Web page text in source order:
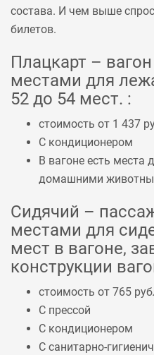
состава. И чем выше
билетов.
Плацкарт –
местами для
52 до 54 мест. :
стоимость от 1 437
С кондиционером
В вагоне есть места
домашними
Сидячий –
местами для
мест в вагоне,
конструкции
стоимость от 765
С прессой
С кондиционером
С санитарно-